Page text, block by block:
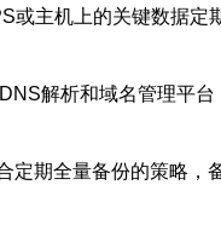
主机上的关键数据
解析和域名管理平
期全量备份的策略